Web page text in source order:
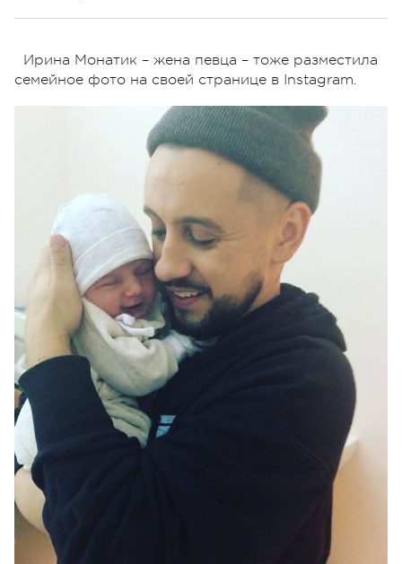
Ирина Монатик – жена певца – тоже разместила
семейное фото на своей странице в Instagram.